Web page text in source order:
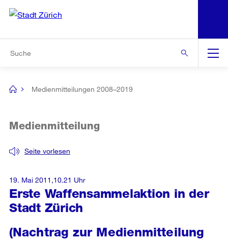
Navigation
[no
Medienmitteilungen 2008–2019
Erste Waffensammelaktion in der
Stadt Zürich
Seite vorlesen
Medienmitteilung
(Nachtrag zur Medienmitteilung
19. Mai 2011,10.21 Uhr